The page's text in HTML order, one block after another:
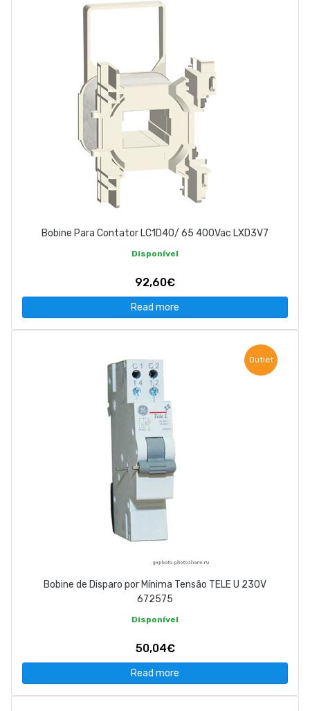
Bobine Para Contator LC1D40/ 65 400Vac LXD3V7
Disponível
92,60€
Read more
Outlet
Bobine de Disparo por Mínima Tensão TELE U 230V
672575
Disponível
50,04€
Read more